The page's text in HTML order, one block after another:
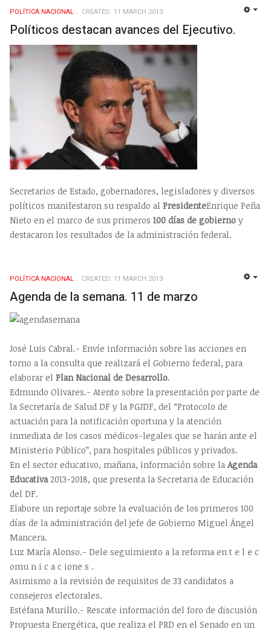
POLÍ­TICA NACIONAL CREATED: 11 MARCH 2013
Políticos destacan avances del Ejecutivo.
Secretarios de Estado, gobernadores, legisladores y diversos
políticos manifestaron su respaldo al PresidenteEnrique Peña
Nieto en el marco de sus primeros 100 días de gobierno y
destacaron los resultados de la administración federal.
POLÍ­TICA NACIONAL CREATED: 11 MARCH 2013
Agenda de la semana. 11 de marzo
José Luis Cabral.- Envíe información sobre las acciones en
torno a la consulta que realizará el Gobierno federal, para
elaborar el Plan Nacional de Desarrollo.
Edmundo Olivares.- Atento sobre la presentación por parte de
la Secretaría de Salud DF y la PGJDF, del “Protocolo de
actuación para la notificación oportuna y la atención
inmediata de los casos médicos-legales que se harán ante el
Ministerio Público”, para hospitales públicos y privados.
En el sector educativo, mañana, información sobre la Agenda
Educativa2013-2018, que presenta la Secretaria de Educación
del DF.
Elabore un reportaje sobre la evaluación de los primeros 100
días de la administración del jefe de Gobierno Miguel Ángel
Mancera.
Luz María Alonso.- Dele seguimiento a la reforma en t e l e c
omu n i c a c ione s .
Asimismo a la revisión de requisitos de 33 candidatos a
consejeros electorales.
Estéfana Murillo.- Rescate información del foro de discusión
Propuesta Energética, que realiza el PRD en el Senado en un